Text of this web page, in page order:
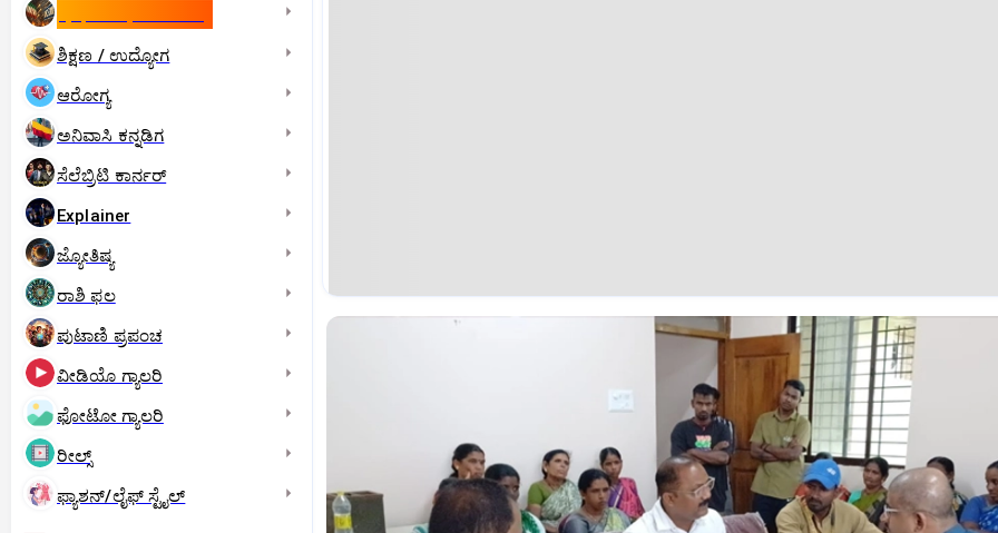
ಶಿಕ್ಷಣ / ಉದ್ಯೋಗ
ಆರೋಗ್ಯ
ಅನಿವಾಸಿ ಕನ್ನಡಿಗ
ಸೆಲೆಬ್ರಿಟಿ ಕಾರ್ನರ್‌
Explainer
ಜ್ಯೋತಿಷ್ಯ
ರಾಶಿ ಫಲ
ಪುಟಾಣಿ ಪ್ರಪಂಚ
ವೀಡಿಯೊ ಗ್ಯಾಲರಿ
ಫೋಟೋ ಗ್ಯಾಲರಿ
ರೀಲ್ಸ್
ಫ್ಯಾಶನ್/ಲೈಫ್‌ ಸ್ಟೈಲ್